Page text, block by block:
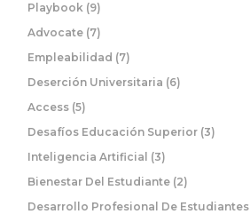
Playbook (9)
Advocate (7)
Empleabilidad (7)
Deserción Universitaria (6)
Access (5)
Desafíos Educación Superior (3)
Inteligencia Artificial (3)
Bienestar Del Estudiante (2)
Desarrollo Profesional De Estudiantes